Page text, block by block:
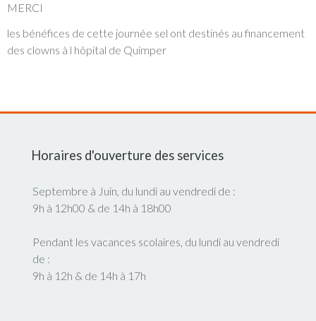
MERCI
les bénéfices de cette journée sel ont destinés au financement
des clowns à l hôpital de Quimper
Horaires d'ouverture des services
Septembre à Juin, du lundi au vendredi de :
9h à 12h00 & de 14h à 18h00
Pendant les vacances scolaires, du lundi au vendredi
de :
9h à 12h & de 14h à 17h